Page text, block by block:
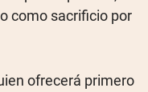
como sacrificio por
ofrecerá primero